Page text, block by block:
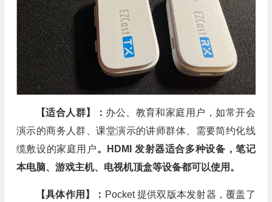
【适合人群】： 办公、教育和家庭用户，如常开会
演示的商务人群、课堂演示的讲师群体、需要简约化线
缆敷设的家庭用户。HDMI 发射器适合多种设备，笔记
本电脑、游戏主机、电视机顶盒等设备都可以使用。
【具体作用】： Pocket 提供双版本发射器，覆盖了